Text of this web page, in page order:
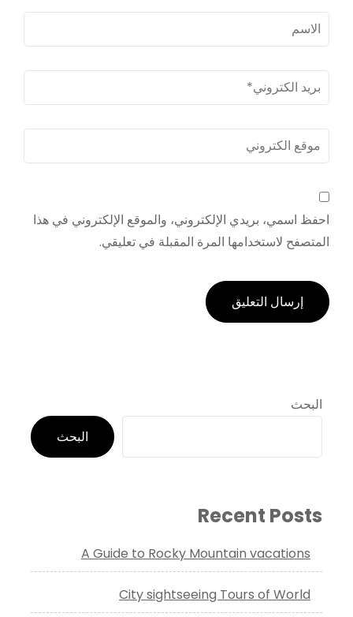
الاسم
الكترونى*
موقع
الكتروني
احفظ اسمي، بريدي الإلكتروني، والموقع الإلكتروني في هذا
المتصفح لاستخدامها المرة المقبلة في تعليقي.
البحث
البحث
Recent Posts
A Guide to Rocky Mountain vacations
City sightseeing Tours of World